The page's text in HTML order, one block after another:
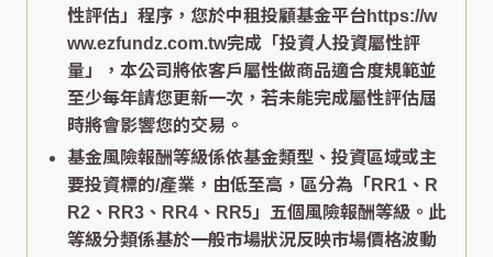
性評估」程序，您於中租投顧基金平台https://w
ww.ezfundz.com.tw完成「投資人投資屬性評
量」，本公司將依客戶屬性做商品適合度規範並
至少每年請您更新一次，若未能完成屬性評估屆
時將會影響您的交易。
基金風險報酬等級係依基金類型、投資區域或主
要投資標的/產業，由低至高，區分為「RR1、R
R2、RR3、RR4、RR5」五個風險報酬等級。此
等級分類係基於一般市場狀況反映市場價格波動